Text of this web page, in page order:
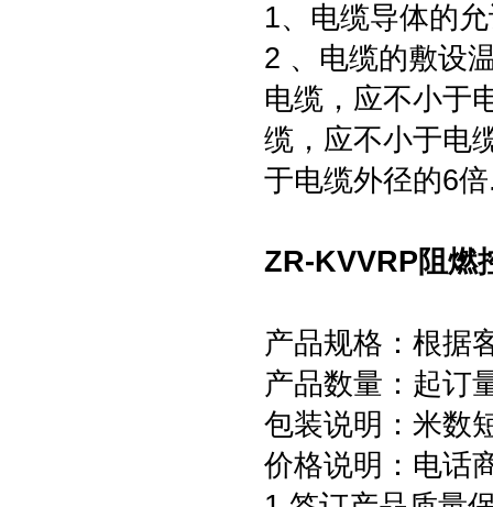
1、电缆导体的
2 、电缆的敷设
电缆，应不小于
缆，应不小于电
于电缆外径的6
ZR-KVVRP阻燃
产品规格：根据
产品数量：起订
包装说明：米数
价格说明：电话